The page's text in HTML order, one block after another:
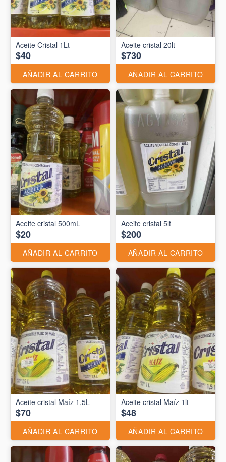
Aceite Cristal 1Lt
$40
AÑADIR AL CARRITO
Aceite cristal 20lt
$730
AÑADIR AL CARRITO
Aceite cristal 500mL
$20
AÑADIR AL CARRITO
Aceite cristal 5lt
$200
AÑADIR AL CARRITO
Aceite cristal Maíz 1,5L
$70
AÑADIR AL CARRITO
Aceite cristal Maíz 1lt
$48
AÑADIR AL CARRITO